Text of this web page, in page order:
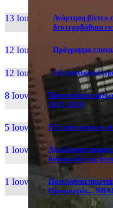
13 Ιουν, 26
Ανάρτηση βίντεο
δευτεροβάθμια
12 Ιουν, 26 Πρόγραμμα
12 Ιουν, 26 Εξεταστικά
8 Ιουν, 26
Παρουσίαση
2025-2026
5 Ιουν, 26 Εξέταση ατόμων με
1 Ιουν, 26
Αξιολόγηση
διδασκαλία της
1 Ιουν, 26
Πανελλήνια
Προορισμός... NBA!